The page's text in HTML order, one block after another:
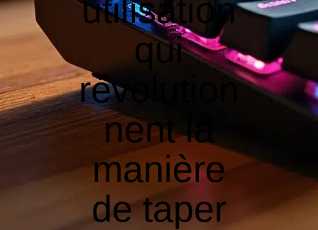
utilisation
qui
révolution
nent la
manière
de taper